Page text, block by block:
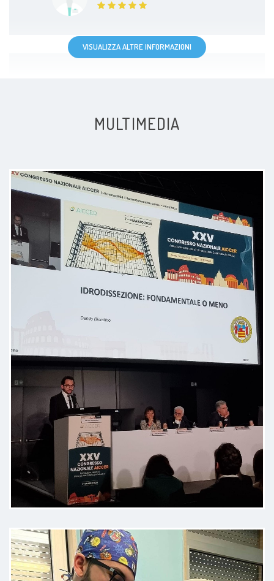
cordiale con il paziente
Professionalità, empatia sono gli
elementi distintivi della visita.
Consigliato
Dottore puntuale, gentile e
competente. Lo consiglio.
Paziente
VISUALIZZA ALTRE INFORMAZIONI
MULTIMEDIA